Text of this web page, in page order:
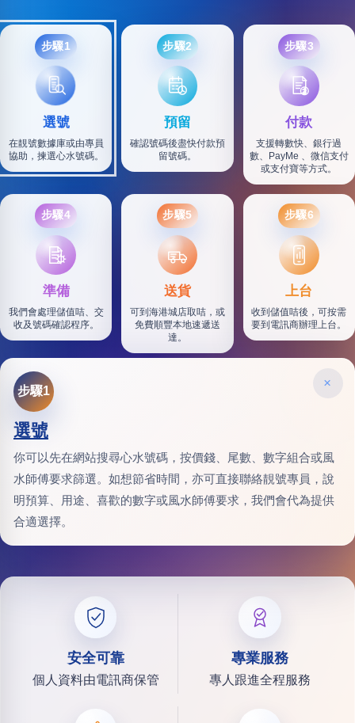
步驟1
選號
在靚號數據庫或由專員
協助，揀選心水號碼。
步驟2
預留
確認號碼後盡快付款預
留號碼。
步驟3
付款
支援轉數快、銀行過
數、PayMe 、微信支付
或支付寶等方式。
步驟4
準備
我們會處理儲值咭、交
收及號碼確認程序。
步驟5
SF
送貨
可到海港城店取咭，或
免費順豐本地速遞送
達。
步驟6
上台
收到儲值咭後，可按需
要到電訊商辦理上台。
×
步驟1
選號
你可以先在網站搜尋心水號碼，按價錢、尾數、數字組合或風
水師傅要求篩選。如想節省時間，亦可直接聯絡靚號專員，說
明預算、用途、喜歡的數字或風水師傅要求，我們會代為提供
合適選擇。
安全可靠
個人資料由電訊商保管
專業服務
專人跟進全程服務